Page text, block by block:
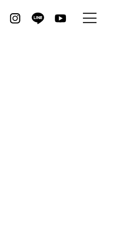
Toggle